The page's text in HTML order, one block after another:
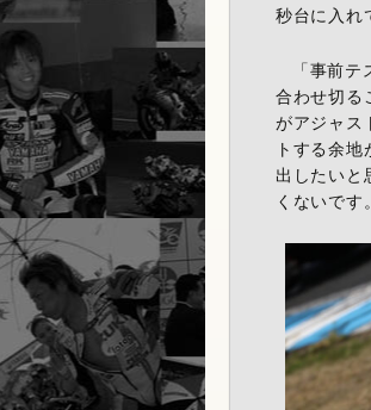
秒台に入れ
「事前
合わせ切る
がアジャス
トする余
出したいと
くないです